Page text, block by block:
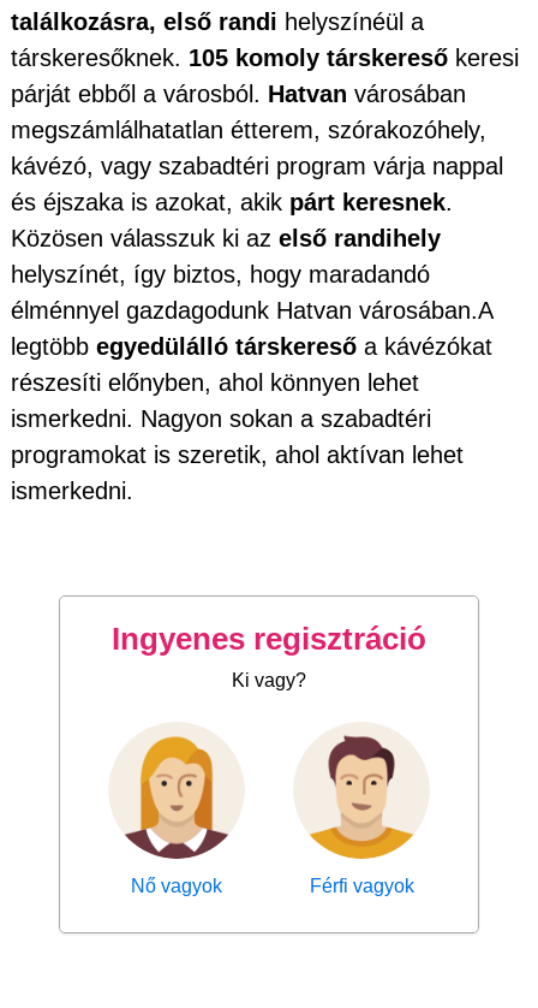
találkozásra, első randi helyszínéül a
társkeresőknek. 105 komoly társkereső keresi
párját ebből a városból. Hatvan városában
megszámlálhatatlan étterem, szórakozóhely,
kávézó, vagy szabadtéri program várja nappal
és éjszaka is azokat, akik párt keresnek.
Közösen válasszuk ki az első randihely
helyszínét, így biztos, hogy maradandó
élménnyel gazdagodunk Hatvan városában.A
legtöbb egyedülálló társkereső a kávézókat
részesíti előnyben, ahol könnyen lehet
ismerkedni. Nagyon sokan a szabadtéri
programokat is szeretik, ahol aktívan lehet
ismerkedni.
Ingyenes regisztráció
Ki vagy?
Nő vagyok Férfi vagyok